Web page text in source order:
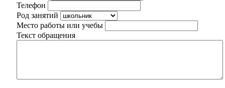
Телефон
Род занятий
Место работы или учебы
Текст обращения